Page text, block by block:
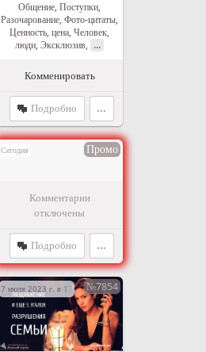
Общение Поступки
Разочарование Фото-цитаты
Ценность, цена Человек,
люди Эксклюзив ...
Комменировать
Подробно ...
Сегодня Промо
Комментарии
отключены
Подробно ...
7 июля 2023 г. в 17:34№7854